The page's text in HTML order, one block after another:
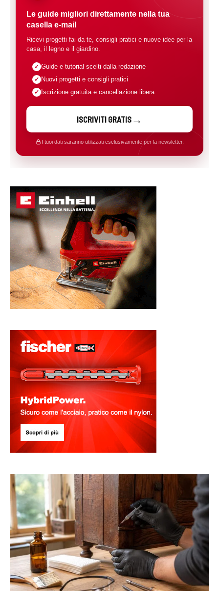
Le guide migliori direttamente nella tua
casella e-mail
Ricevi progetti fai da te, consigli pratici e nuove idee per la
casa, il legno e il giardino.
Guide e tutorial scelti dalla redazione
Nuovi progetti e consigli pratici
Iscrizione gratuita e cancellazione libera
ISCRIVITI GRATIS
I tuoi dati saranno utilizzati esclusivamente per la newsletter.